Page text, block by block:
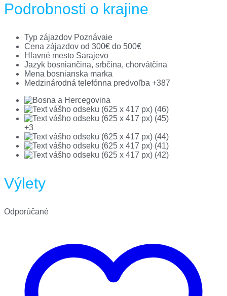
Podrobnosti o krajine
Typ zájazdov Poznávaie
Cena zájazdov od 300€ do 500€
Hlavné mesto Sarajevo
Jazyk bosniančina, srbčina, chorvátčina
Mena bosnianska marka
Medzinárodná telefónna predvoľba +387
+3
Výlety
Odporúčané